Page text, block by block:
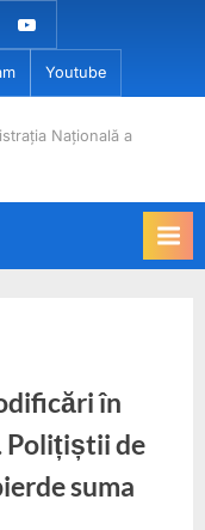
Youtube
Youtube
Națională a
în
Polițiștii de
suma